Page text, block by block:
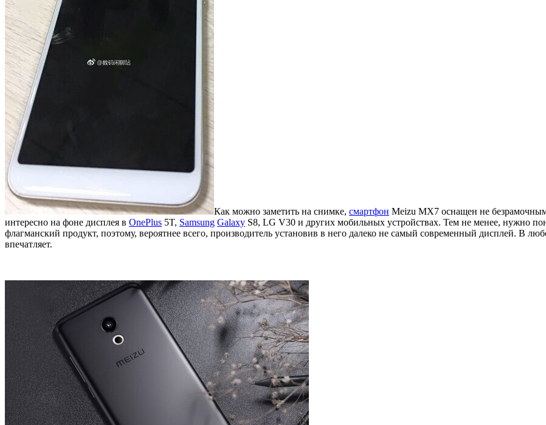
Как можно заметить на снимке, смартфон Meizu MX7 оснащен не
интересно на фоне дисплея в OnePlus 5T, Samsung Galaxy S8, LG V30 и других мобильных устройствах. Тем не менее, нужно
флагманский продукт, поэтому, вероятнее всего, производитель установив в него далеко не самый современный дисплей. В
впечатляет.